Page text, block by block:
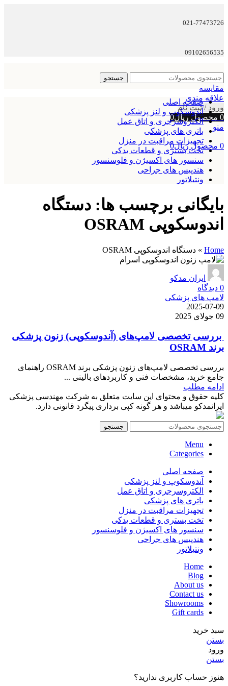
021-77473726
09102656535
جستجو
مقایسه
علاقه مندی
ورود / ثبت نام
0 محصول ریال0
منو
0 محصول ریال0
صفحه اصلی
آندوسکوپ و لنز پزشکی
الکتروسرجری و اتاق عمل
باتری های پزشکی
تجهیزات مراقبت در منزل
تخت بستری و قطعات یدکی
سنسور های اکسیژن و فلوسنسور
هندپیس های جراحی
ونتیلاتور
بایگانی برچسب ها: دستگاه
اندوسکوپی OSRAM
Home
» دستگاه اندوسکوپی OSRAM
ایران مدکو
0 دیدگاه
لامپ های پزشکی
2025-07-09
09 جولای 2025
بررسی تخصصی لامپ‌های (آندوسکوپی) زنون پزشکی
برند OSRAM
بررسی تخصصی لامپ‌های زنون پزشکی برند OSRAM راهنمای
جامع خرید، مشخصات فنی و کاربردهای بالینی ...
ادامه مطلب
کلیه حقوق و محتوای این سایت متعلق به شرکت مهندسی پزشکی
ایرانمدکو میباشد و هر گونه کپی برداری پیگرد قانونی دارد.
جستجو
Menu
Categories
صفحه اصلی
آندوسکوپ و لنز پزشکی
الکتروسرجری و اتاق عمل
باتری های پزشکی
تجهیزات مراقبت در منزل
تخت بستری و قطعات یدکی
سنسور های اکسیژن و فلوسنسور
هندپیس های جراحی
ونتیلاتور
Home
Blog
About us
Contact us
Showrooms
Gift cards
سبد خرید
بستن
ورود
بستن
هنوز حساب کاربری ندارید؟